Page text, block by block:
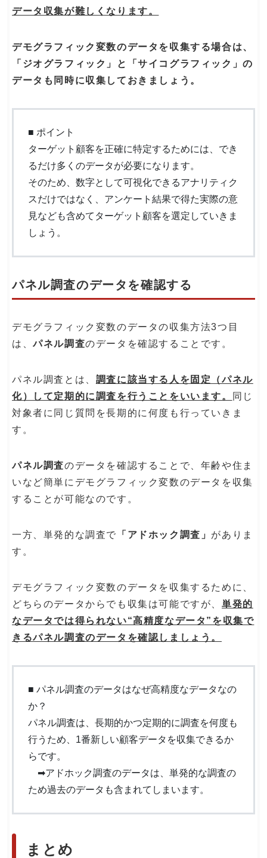
データ収集が難しくなります。
デモグラフィック変数のデータを収集する場合は、
「ジオグラフィック」と「サイコグラフィック」の
データも同時に収集しておきましょう。
■ ポイント
ターゲット顧客を正確に特定するためには、でき
るだけ多くのデータが必要になります。
そのため、数字として可視化できるアナリティク
スだけではなく、アンケート結果で得た実際の意
見なども含めてターゲット顧客を選定していきま
しょう。
パネル調査のデータを確認する
デモグラフィック変数のデータの収集方法3つ目
は、パネル調査のデータを確認することです。
パネル調査とは、 調査に該当する人を固定（パネル
化）して定期的に調査を行うことをいいます。
同じ
対象者に同じ質問を長期的に何度も行っていきま
す。
パネル調査のデータを確認することで、年齢や住ま
いなど簡単にデモグラフィック変数のデータを収集
することが可能なのです。
一方、単発的な調査で 「アドホック調査」 がありま
す。
デモグラフィック変数のデータを収集するために、
どちらのデータからでも収集は可能ですが、単発的
なデータでは得られない“高精度なデータ”を収集で
きるパネル調査のデータを確認しましょう。
■ パネル調査のデータはなぜ高精度なデータなの
か？
パネル調査は、長期的かつ定期的に調査を何度も
行うため、1番新しい顧客データを収集できるか
らです。
➡︎アドホック調査のデータは、単発的な調査の
ため過去のデータも含まれてしまいます。
まとめ